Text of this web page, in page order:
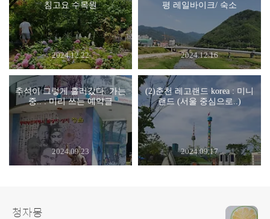
침고요 수목원
2024.12.22
평 레일바이크/ 숙소
2024.12.16
추석이 그렇게 흘러갔다. 가는
중.. : 미리 쓰는 예약글
2024.09.23
(2)춘천 레고랜드 korea : 미니
랜드 (서울 중심으로..)
2024.09.17
청자몽